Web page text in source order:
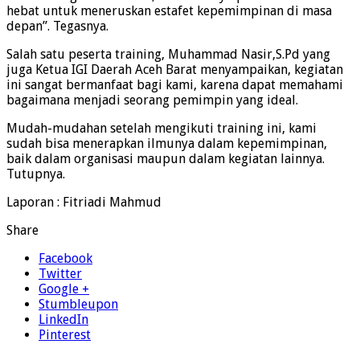
hebat untuk meneruskan estafet kepemimpinan di masa
depan”. Tegasnya.
Salah satu peserta training, Muhammad Nasir,S.Pd yang
juga Ketua IGI Daerah Aceh Barat menyampaikan, kegiatan
ini sangat bermanfaat bagi kami, karena dapat memahami
bagaimana menjadi seorang pemimpin yang ideal.
Mudah-mudahan setelah mengikuti training ini, kami
sudah bisa menerapkan ilmunya dalam kepemimpinan,
baik dalam organisasi maupun dalam kegiatan lainnya.
Tutupnya.
Laporan : Fitriadi Mahmud
Share
Facebook
Twitter
Google +
Stumbleupon
LinkedIn
Pinterest